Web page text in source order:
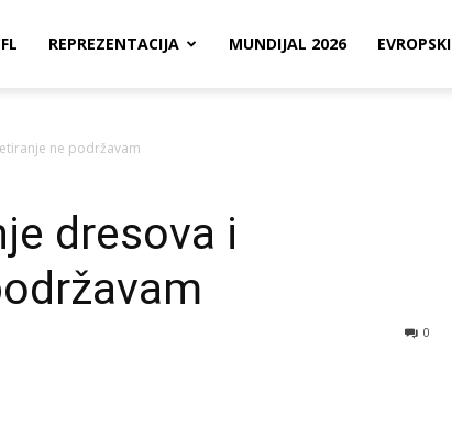
REPREZENTACIJA MUNDIJAL 2026 EVROPSKI
ne podržavam
dresova i
0